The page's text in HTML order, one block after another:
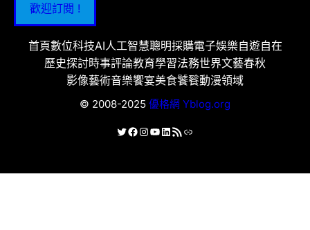
歡迎訂閱 !
首頁數位科技AI人工智慧聰明採購電子娛樂自遊自在
歷史探討時事評論教育學習法務世界文藝春秋
影像藝術音樂饗宴美食饕餮動漫領域
© 2008-2025 優格網 Yblog.org
X Facebook
Instagram
YouTube
LinkedIn
RSS 資訊提供連結